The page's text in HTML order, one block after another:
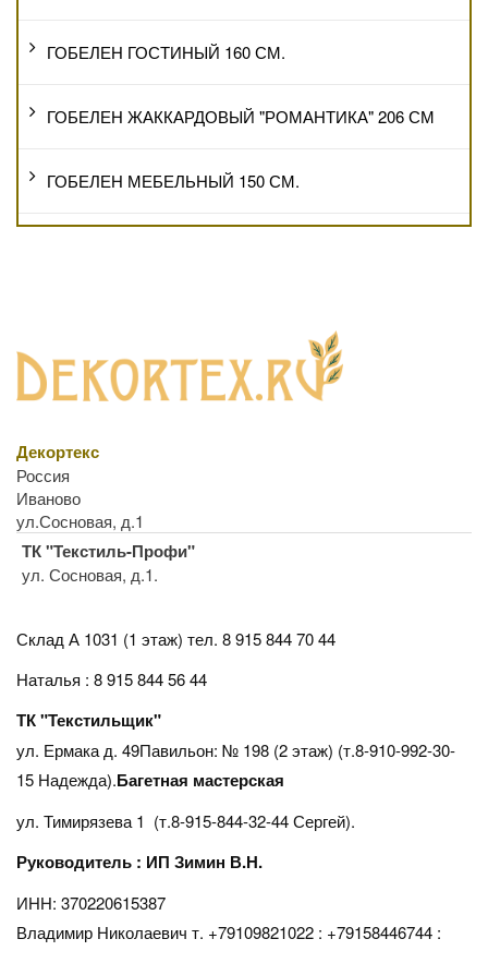
ГОБЕЛЕН ГОСТИНЫЙ 160 СМ.
ГОБЕЛЕН ЖАККАРДОВЫЙ "РОМАНТИКА" 206 СМ
ГОБЕЛЕН МЕБЕЛЬНЫЙ 150 СМ.
Декортекс
Россия
Иваново
ул.Сосновая, д.1
ТК "Текстиль-Профи"
ул. Сосновая, д.1.
Склад А 1031 (1 этаж) тел. 8 915 844 70 44
Наталья : 8 915 844 56 44
ТК "Текстильщик"
ул. Ермака д. 49Павильон: № 198 (2 этаж) (т.8-910-992-30-
15 Надежда).Багетная мастерская
ул. Тимирязева 1 (т.8-915-844-32-44 Сергей).
Руководитель : ИП Зимин В.Н.
ИНН: 370220615387
Владимир Николаевич т. +79109821022 : +79158446744 :